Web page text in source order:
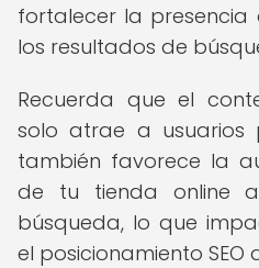
fortalecer la presencia
los resultados de
Recuerda que el
solo atrae a usuarios
también favorece la
de tu tienda online
búsqueda, lo que
el posicionamiento SEO